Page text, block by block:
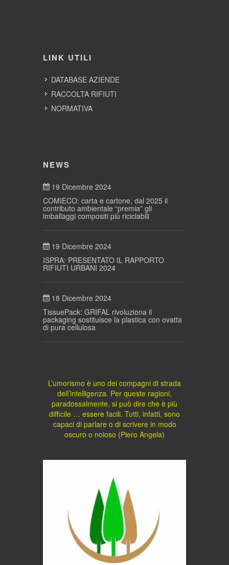
LINK UTILI
DATABASE AZIENDE
RACCOLTA RIFIUTI
NORMATIVA
NEWS
19 Dicembre 2024
COMIECO: carta e cartone, dal 2025 il
contributo ambientale “premia” gli
imballaggi compositi più riciclabili
19 Dicembre 2024
ISPRA: PRESENTATO IL RAPPORTO
RIFIUTI URBANI 2024
18 Dicembre 2024
TissuePack: GRIFAL rivoluziona il
packaging sostituisce la plastica con ovatta
di pura cellulosa
L’umorismo è uno dei compagni di strada
dell’intelligenza. Per queste ragioni,
paradossalmente, si può dire che è più
difficile … essere facili. Tutti, infatti, sono
capaci di parlare o di scrivere in modo
oscuro o noioso (Piero Angela)